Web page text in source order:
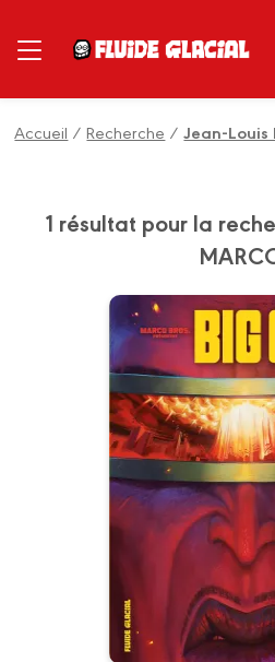
Accueil /Recherche /Jean-Louis
1 résultat pour la
Big
Tome
Date
12/05/2021
Découvrez Big G,
héros Fluide